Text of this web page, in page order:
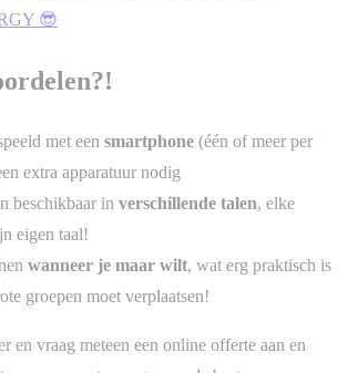
😎
met een smartphone (één of meer per
extra apparatuur nodig
beschikbaar in verschillende talen, elke
eigen taal!
wanneer je maar wilt, wat erg praktisch is
groepen moet verplaatsen!
en vraag meteen een online offerte aan en